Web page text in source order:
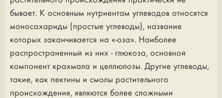
бывает. К основным нутриентам углеводов относятся
моносахариды (простые углеводы), название
которых заканчивается на «-оза». Наиболее
распространенный из них - глюкоза, основной
компонент крахмала и целлюлозы. Другие углеводы,
такие, как пектины и смолы растительного
происхождения, являются более сложными